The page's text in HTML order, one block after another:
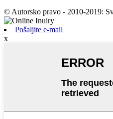
© Autorsko pravo - 2010-2019:
Pošaljite e-mail
x